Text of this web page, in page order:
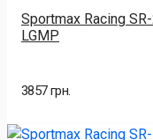
Sportmax Racing
LGMP
3857 грн.